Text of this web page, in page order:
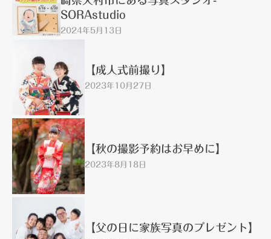
SORAstudio
2024年5月13日
【成人式前撮り】
2023年10月27日
【秋の撮影予約はお早めに】
2023年8月18日
【父の日に家族写真のプレゼント】